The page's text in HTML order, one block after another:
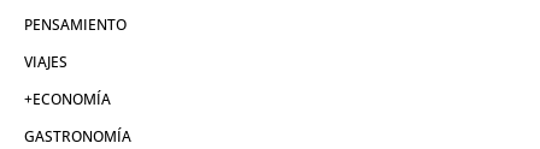
PENSAMIENTO
VIAJES
+ECONOMÍA
GASTRONOMÍA